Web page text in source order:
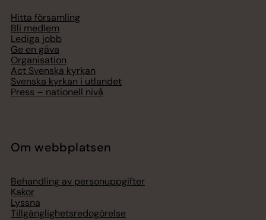
Hitta församling
Bli medlem
Lediga jobb
Ge en gåva
Organisation
Act Svenska kyrkan
Svenska kyrkan i utlandet
Press – nationell nivå
Om webbplatsen
Behandling av personuppgifter
Kakor
Lyssna
Tillgänglighetsredogörelse